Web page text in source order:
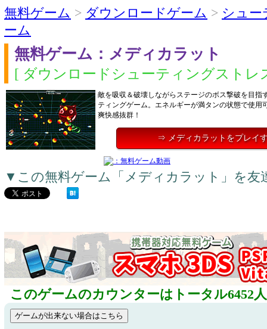
無料ゲーム > ダウンロードゲーム > シュー
ーム
無料ゲーム：メディカラット
[ ダウンロードシューティングストレ
敵を吸収＆破壊しながらステージのボス撃破を目指
ティングゲーム。エネルギーが満タンの状態で使用
爽快感抜群！
⇒ メディカラットをプレイ
▼この無料ゲーム「メディカラット」を友
このゲームのカウンターはトータル6452